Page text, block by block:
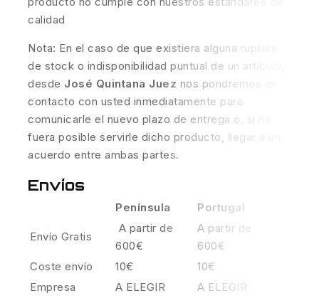
calidad
Nota: En el caso de que existiera alguna ruptura
de stock o indisponibilidad puntual de un artículo,
desde José Quintana Juez nos pondremos en
contacto con usted inmediatamente para
comunicarle el nuevo plazo de entrega o, si no
fuera posible servirle dicho producto, llegar a un
acuerdo entre ambas partes.
Envíos
Península Portugal
Envío Gratis
A partir de
600€
A partir de
600€
Coste envío
10€
10€
Empresa
A ELEGIR
A ELEGIR